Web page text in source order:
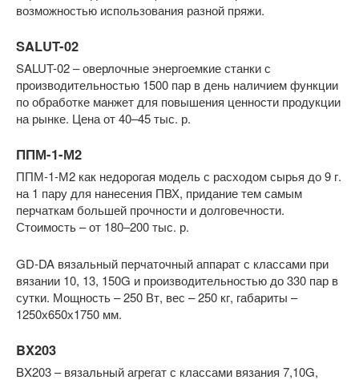
возможностью использования разной пряжи.
SALUT-02
SALUT-02 – оверлочные энергоемкие станки с
производительностью 1500 пар в день наличием функции
по обработке манжет для повышения ценности продукции
на рынке. Цена от 40–45 тыс. р.
ППМ-1-М2
ППМ-1-М2 как недорогая модель с расходом сырья до 9 г.
на 1 пару для нанесения ПВХ, придание тем самым
перчаткам большей прочности и долговечности.
Стоимость – от 180–200 тыс. р.
GD-DA вязальный перчаточный аппарат с классами при
вязании 10, 13, 150G и производительностью до 330 пар в
сутки. Мощность – 250 Вт, вес – 250 кг, габариты –
1250х650х1750 мм.
BX203
BX203 – вязальный агрегат с классами вязания 7,10G,